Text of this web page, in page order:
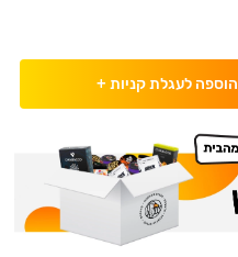
הוספה לעגלת קניות +